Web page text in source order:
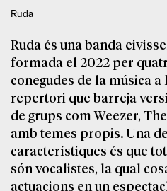
Ruda
Ruda és una banda
formada el 2022 per
conegudes de la música a
repertori que barreja
de grups com Weezer,
amb temes propis. Una
característiques és que
són vocalistes, la qual
actuacions en un